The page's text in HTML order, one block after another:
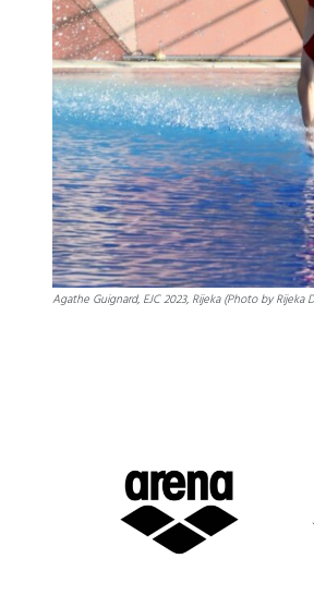
Agathe Guignard, EJC 2023, Rijeka (Photo by Rijeka